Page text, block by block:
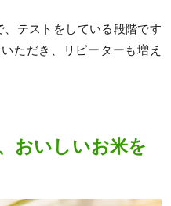
テストをしている段階です
ただき、リピーターも増え
おいしいお米を